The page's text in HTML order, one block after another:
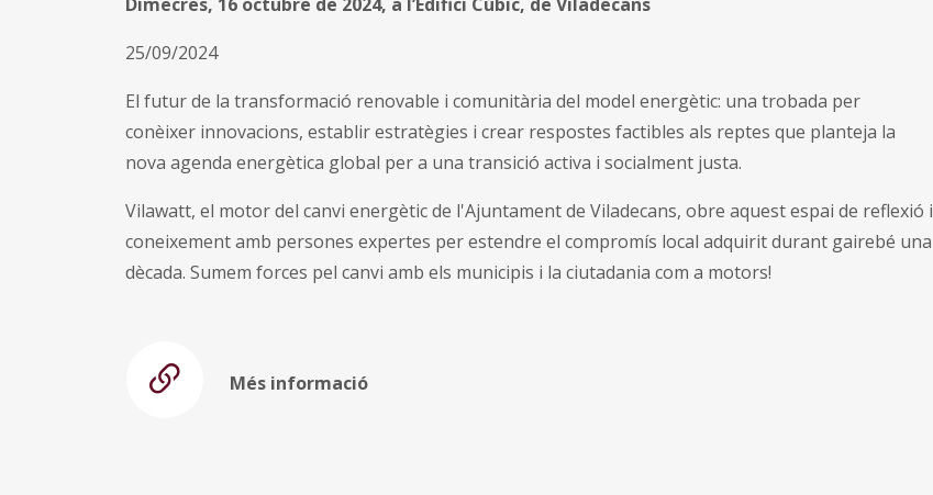
25/09/2024
El futur de la transformació renovable i comunitària del model energètic: una trobada per
conèixer innovacions, establir estratègies i crear respostes factibles als reptes que planteja la
nova agenda energètica global per a una transició activa i socialment justa.
Vilawatt, el motor del canvi energètic de l'Ajuntament de Viladecans, obre aquest espai de reflexió i
coneixement amb persones expertes per estendre el compromís local adquirit durant gairebé una
dècada. Sumem forces pel canvi amb els municipis i la ciutadania com a motors!
Més informació